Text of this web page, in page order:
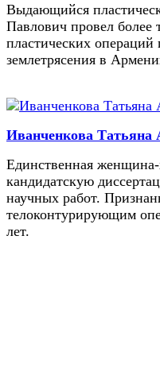
Выдающийся
Павлович провел более
пластических
землетрясения в
Иванченкова Татьяна
Единственная
кандидатскую
научных работ.
телоконтурирующим
лет.